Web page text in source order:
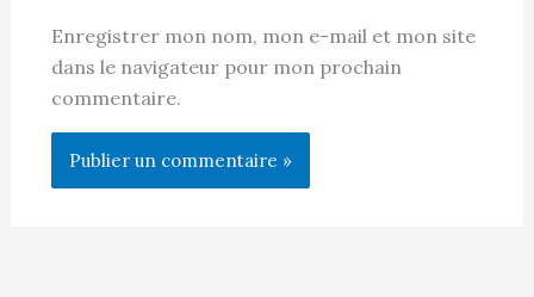
Enregistrer mon nom, mon e-mail et mon site
dans le navigateur pour mon prochain
commentaire.